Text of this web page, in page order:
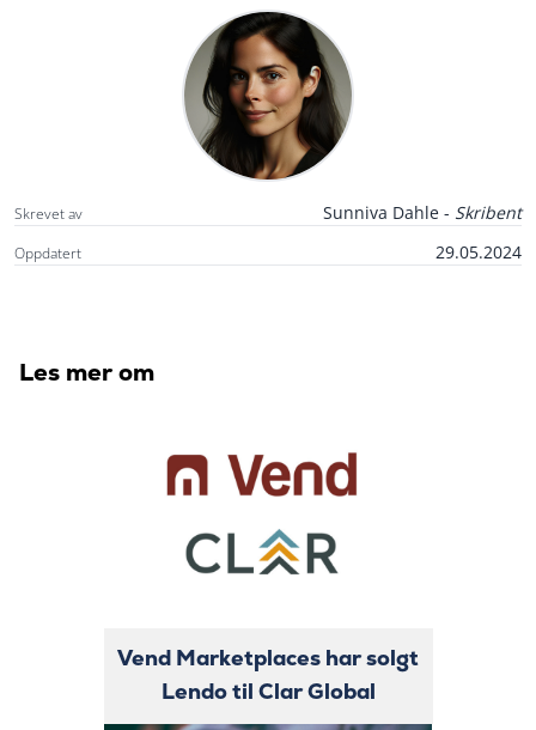
Skrevet av Sunniva Dahle - Skribent
Oppdatert 29.05.2024
Les mer om
Vend Marketplaces har solgt
Lendo til Clar Global